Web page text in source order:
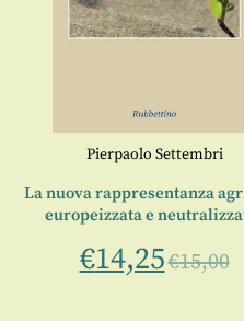
Pierpaolo Settembri
La nuova rappresentanza
europeizzata e
€14,25€15,00